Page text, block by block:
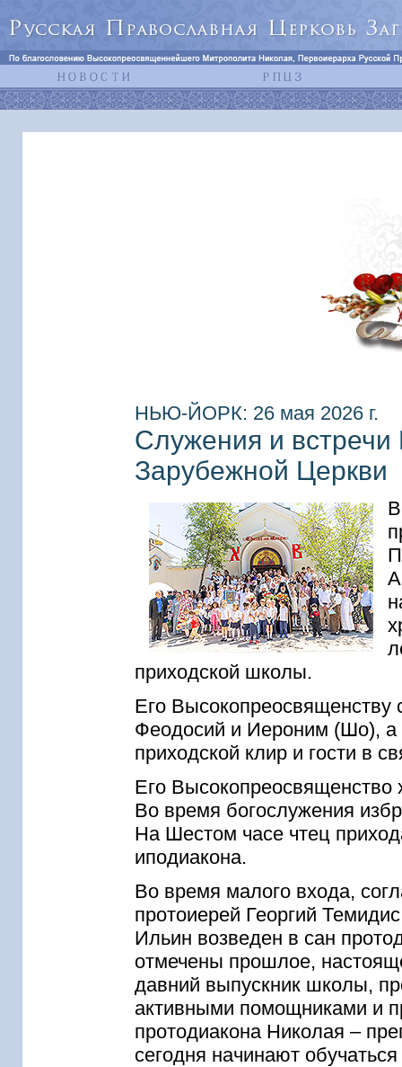
НЬЮ-ЙОРК: 26 мая 2026 г.
Служения и
Зарубежной Церкви
приходской школы.
Его Высокопреосвященству
Феодосий и Иероним (Шо), а
приходской клир и гости в
Его Высокопреосвященство
Во время богослужения
На Шестом часе чтец
иподиакона.
Во время малого входа,
протоиерей Георгий
Ильин возведен в сан
отмечены прошлое,
давний выпускник школы,
активными помощниками и
протодиакона Николая –
сегодня начинают